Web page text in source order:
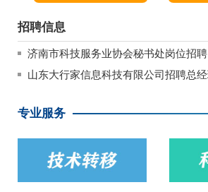
招聘信息
济南市科技服务业协会秘书处岗位招聘
专业服务